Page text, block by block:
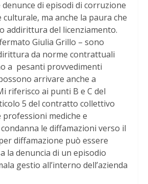
di episodi di corruzione
ma anche la paura che
addirittura del licenziamento.
Giulia Grillo – sono
da norme contrattuali
a pesanti provvedimenti
arrivare anche a
riferisco ai punti B e C del
5 del contratto collettivo
mediche e
le diffamazioni verso il
diffamazione può essere
la denuncia di un episodio
gestio all’interno dell’azienda